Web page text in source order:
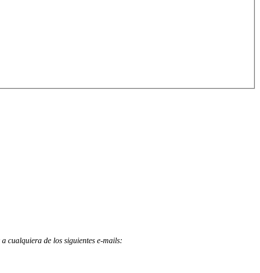
cualquiera de los siguientes e-mails: